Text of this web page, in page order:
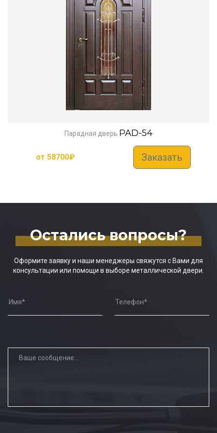
Парадная дверь PAD-54
от 58700₽ Заказать
Остались вопросы?
Оформите заявку и наши менеджеры свяжутся с Вами для
консультации или помощи в выборе металлической двери.